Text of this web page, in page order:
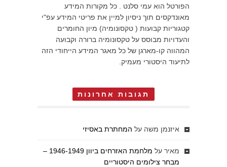
הפורטל הוא עמי סלנט . כל מקורות המידע
מאונדקסים תוך ניסיון למיין את פריטי המידע עפ"י
קטגוריות קבועות ( טקסונומיה) מיון החומרים
והעדויות מבוסס על טקסונומיה ברורה וקבועה
המהווה קו-מארגן של כל מאגר המידע הייחודי הזה
לתיעוד היסטורי מעמיק.
תגובות אחרונות
איזנמן משה על המחתרת באסיזי
מאיר על
מלחמת האזרחים ביוון 1946-1949 –
מבחר צילומים היסטוריים